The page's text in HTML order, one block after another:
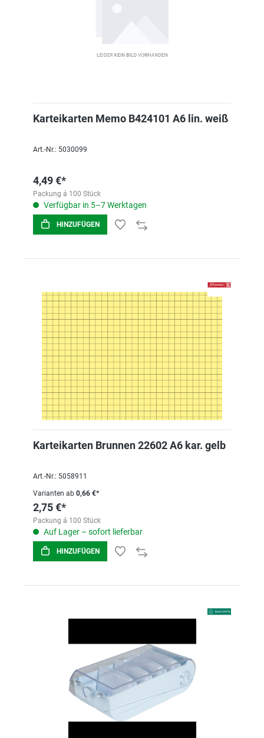
Karteikarten Memo B424101 A6 lin. weiß
Art.-Nr.: 5030099
4,49 €*
Packung á 100 Stück
Verfügbar in 5–7 Werktagen
HINZUFÜGEN
Karteikarten Brunnen 22602 A6 kar. gelb
Art.-Nr.: 5058911
Varianten ab 0,66 €*
2,75 €*
Packung á 100 Stück
Auf Lager – sofort lieferbar
HINZUFÜGEN